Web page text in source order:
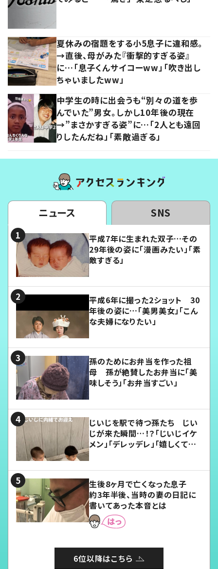
夏休みの宿題をする小5息子に違和感。
→直後、母がみた『衝撃的すぎる姿』
に…「息子くんサイコーww」「吹き出し
ちゃいましたww」
中学生の時に出会うも“別々の道を歩
んでいた”男女。しかし10年後の現在
→”まさかすぎる姿”に…「2人とも遠回
りしたんだね」「素敵過ぎる」
ニュース SNS
平成7年に生まれた双子…その
29年後の姿に「漫画みたい」「素
敵すぎる」
平成6年に撮った2ショット 30
年後の姿に…「美男美女」「こん
な夫婦になりたい」
孫のためにお弁当を作った祖
母 孫が絶賛したお弁当に「美
味しそう」「お弁当すごい」
じいじを駅で待つ孫たち じい
じが来た瞬間…！？「じいじイケ
メン」「デレッデレ」「嬉しくて可
生後8ヶ月で亡くなった息子
約3年半後、当時の妻の日記に
書いてあった本音とは
6位以降はこちら